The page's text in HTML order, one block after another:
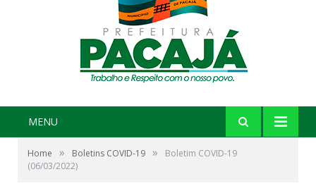
MENU
Home » Boletins COVID-19 »
Boletim COVID-19
(06/03/2022)